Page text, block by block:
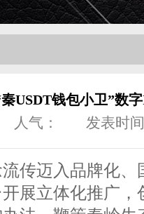
USDT钱包小卫”数
人气： 发表时
传迈入品牌化、
展立体化推广，